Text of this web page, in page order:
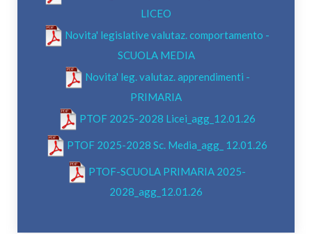
LICEO
Novita' legislative valutaz. comportamento -
SCUOLA MEDIA
Novita' leg. valutaz. apprendimenti -
PRIMARIA
PTOF 2025-2028 Licei_agg_12.01.26
PTOF 2025-2028 Sc. Media_agg_ 12.01.26
PTOF-SCUOLA PRIMARIA 2025-
2028_agg_12.01.26